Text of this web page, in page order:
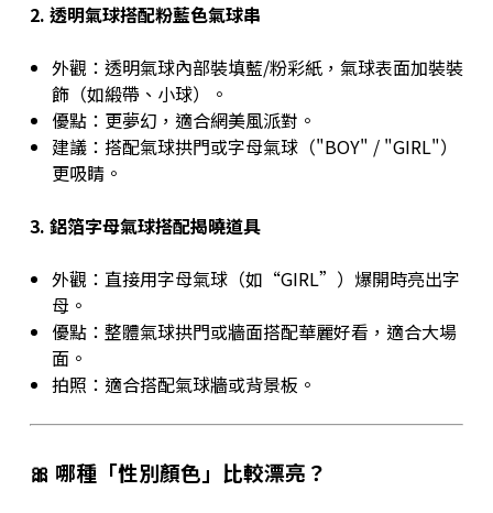
2. 透明氣球搭配粉藍色氣球串
外觀：透明氣球內部裝填藍/粉彩紙，氣球表面加裝裝
飾（如緞帶、小球）。
優點：更夢幻，適合網美風派對。
建議：搭配氣球拱門或字母氣球（"BOY" / "GIRL"）
更吸睛。
3. 鋁箔字母氣球搭配揭曉道具
外觀：直接用字母氣球（如“GIRL”）爆開時亮出字
母。
優點：整體氣球拱門或牆面搭配華麗好看，適合大場
面。
拍照：適合搭配氣球牆或背景板。
🎀 哪種「性別顏色」比較漂亮？